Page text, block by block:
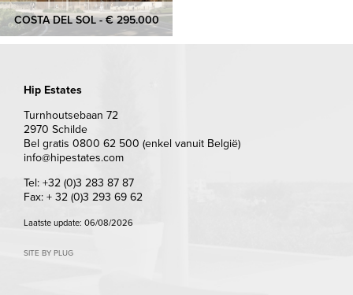
COSTA DEL SOL - € 295.000
Hip Estates
Turnhoutsebaan 72
2970 Schilde
Bel gratis 0800 62 500 (enkel vanuit België)
info@hipestates.com
Tel: +32 (0)3 283 87 87
Fax: + 32 (0)3 293 69 62
Laatste update: 06/08/2026
SITE BY PLUG